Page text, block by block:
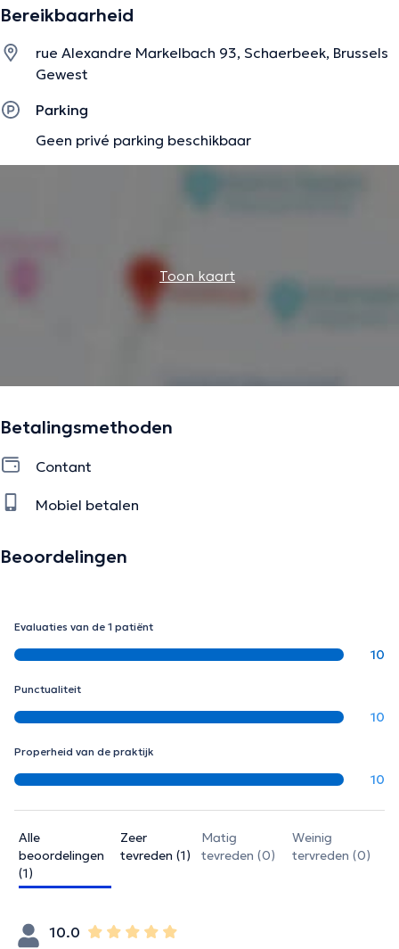
Bereikbaarheid
rue Alexandre Markelbach 93, Schaerbeek, Brussels
Gewest
Parking
Geen privé parking beschikbaar
Toon kaart
Betalingsmethoden
Contant
Mobiel betalen
Beoordelingen
Evaluaties van de 1 patiënt
10
Punctualiteit
10
Properheid van de praktijk
10
Alle
beoordelingen
(1)
Zeer
tevreden (1)
Matig
tevreden (0)
Weinig
tervreden (0)
10.0